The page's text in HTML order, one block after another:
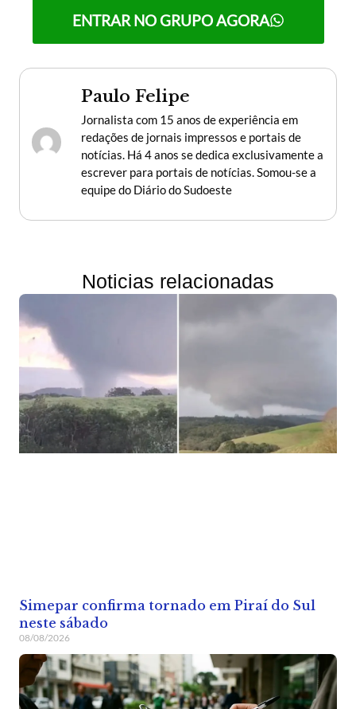
ENTRAR NO GRUPO AGORA
Paulo Felipe
Jornalista com 15 anos de experiência em
redações de jornais impressos e portais de
notícias. Há 4 anos se dedica exclusivamente a
escrever para portais de notícias. Somou-se a
equipe do Diário do Sudoeste
Noticias relacionadas
Simepar confirma tornado em Piraí do Sul
neste sábado
08/08/2026